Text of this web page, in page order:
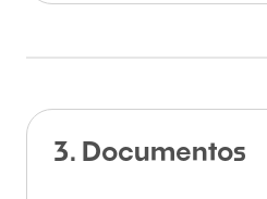
3. Documentos